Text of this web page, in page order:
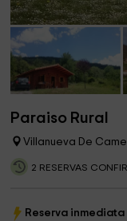
Paraiso Rural
Villanueva De
2 RESERVAS
Reserva inmediata